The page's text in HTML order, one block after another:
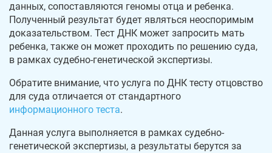
данных, сопоставляются геномы отца и ребенка.
Полученный результат будет являться неоспоримым
доказательством. Тест ДНК может запросить мать
ребенка, также он может проходить по решению суда,
в рамках судебно-генетической экспертизы.
Обратите внимание, что услуга по ДНК тесту отцовство
для суда отличается от стандартного
информационного теста.
Данная услуга выполняется в рамках судебно-
генетической экспертизы, а результаты берутся за